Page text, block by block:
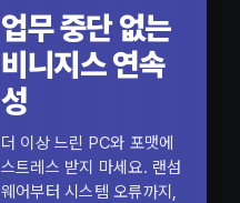
업무 중단 없는
비니지스 연속
성
더 이상 느린 PC와 포맷에
스트레스 받지 마세요. 랜섬
웨어부터 시스템 오류까지,